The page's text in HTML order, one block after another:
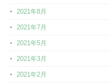
2021年8月
2021年7月
2021年5月
2021年3月
2021年2月